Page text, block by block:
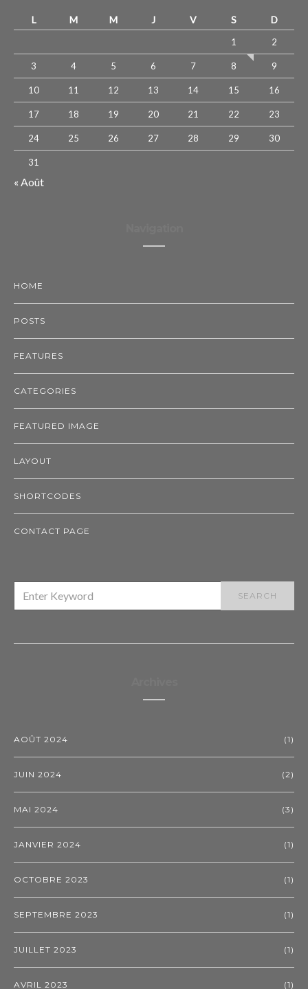
L M M J V S D
1 2
3 4 5 6 7 8 9
10 11 12 13 14 15 16
17 18 19 20 21 22 23
24 25 26 27 28 29 30
31
« Août
HOME
POSTS
FEATURES
CATEGORIES
FEATURED IMAGE
LAYOUT
SHORTCODES
CONTACT PAGE
FOR:
SEARCH
AOÛT 2024 (1)
JUIN 2024 (2)
MAI 2024 (3)
JANVIER 2024 (1)
OCTOBRE 2023 (1)
SEPTEMBRE 2023 (1)
JUILLET 2023 (1)
AVRIL 2023 (1)